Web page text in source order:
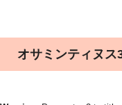
オサミンティヌス